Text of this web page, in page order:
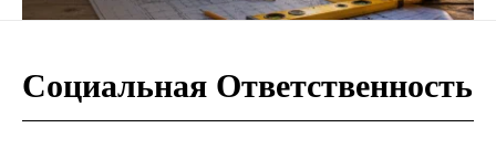
Социальная Ответственность